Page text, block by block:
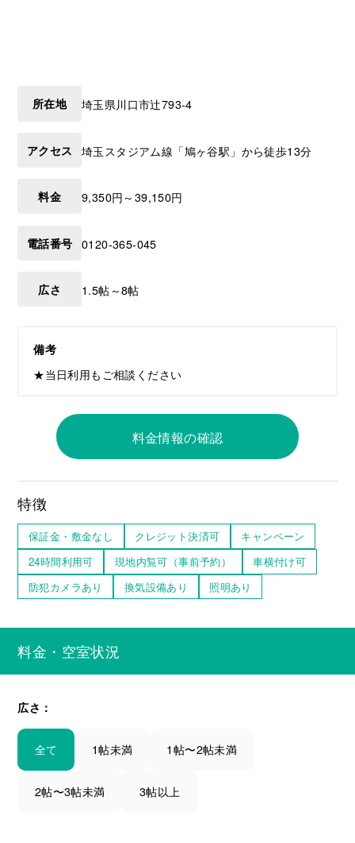
所在地 埼玉県川口市辻793-4
アクセス 埼玉スタジアム線「鳩ヶ谷駅」から徒歩13分
料金 9,350円～39,150円
電話番号 0120-365-045
広さ 1.5帖～8帖
備考
★当日利用もご相談ください
料金情報の確認
特徴
保証金・敷金なし クレジット決済可
キャンペーン
24時間利用可
現地内覧可（事前予約）
車横付け可
防犯カメラあり
換気設備あり 照明あり
料金・空室状況
広さ：
全て 1帖未満 1帖〜2帖未満
2帖〜3帖未満 3帖以上